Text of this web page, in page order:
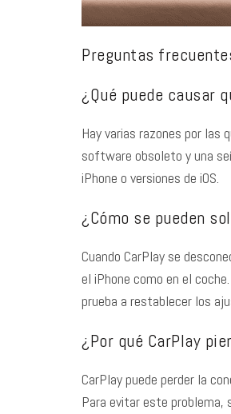
Preguntas
¿Qué puede causar
Hay varias razones por las
software obsoleto y una
iPhone o versiones de iOS.
¿Cómo se pueden
Cuando CarPlay se
el iPhone como en el
prueba a restablecer los
¿Por qué CarPlay
CarPlay puede perder la
Para evitar este problema,